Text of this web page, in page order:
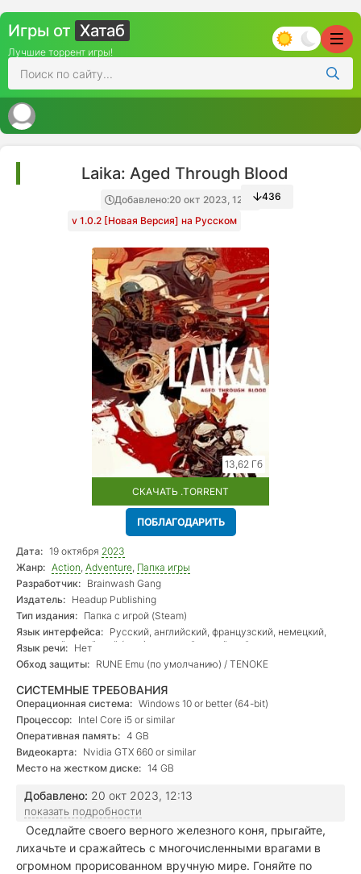
Игры от Хатаб
Лучшие торрент игры!
Laika: Aged Through Blood
Добавлено:20 окт 2023, 12:13
v 1.0.2 [Новая Версия] на Русском
436
13,62 Гб
СКАЧАТЬ .TORRENT
ПОБЛАГОДАРИТЬ
Дата: 19 октября 2023
Жанр: Action, Adventure, Папка игры
Разработчик: Brainwash Gang
Издатель: Headup Publishing
Тип издания: Папка с игрой (Steam)
Язык интерфейса: Русский, английский, французский, немецкий,
испанский, китайский (упр.), японский, корейский
Язык речи: Нет
Обход защиты: RUNE Emu (по умолчанию) / TENOKE
СИСТЕМНЫЕ ТРЕБОВАНИЯ
Операционная система: Windows 10 or better (64-bit)
Процессор: Intel Core i5 or similar
Оперативная память: 4 GB
Видеокарта: Nvidia GTX 660 or similar
Место на жестком диске: 14 GB
Добавлено: 20 окт 2023, 12:13
показать подробности
Оседлайте своего верного железного коня, прыгайте,
лихачьте и сражайтесь с многочисленными врагами в
огромном прорисованном вручную мире. Гоняйте по